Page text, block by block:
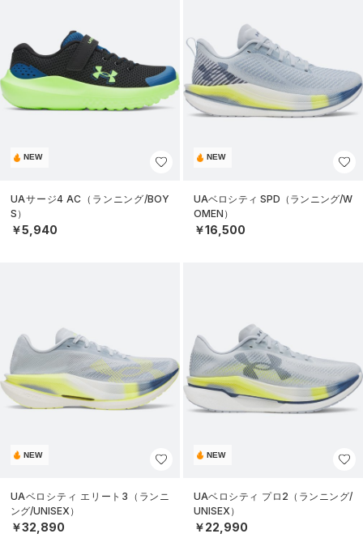
NEW
UAサージ4 AC（ランニング/BOY
S）
￥5,940
NEW
UAベロシティ SPD（ランニング/W
OMEN）
￥16,500
NEW
UAベロシティ エリート3（ランニ
ング/UNISEX）
￥32,890
NEW
UAベロシティ プロ2（ランニング/
UNISEX）
￥22,990